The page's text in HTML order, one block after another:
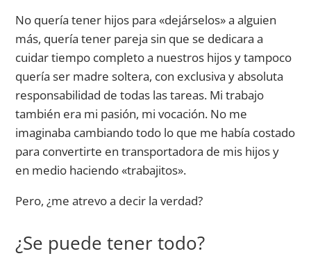
No quería tener hijos para «dejárselos» a alguien
más, quería tener pareja sin que se dedicara a
cuidar tiempo completo a nuestros hijos y tampoco
quería ser madre soltera, con exclusiva y absoluta
responsabilidad de todas las tareas. Mi trabajo
también era mi pasión, mi vocación. No me
imaginaba cambiando todo lo que me había costado
para convertirte en transportadora de mis hijos y
en medio haciendo «trabajitos».
Pero, ¿me atrevo a decir la verdad?
¿Se puede tener todo?